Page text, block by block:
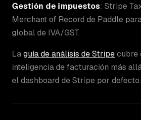
Gestión de impuestos: Stripe
Merchant of Record de Paddle
global de IVA/GST.
Laguía de análisis de Stripecubre
inteligencia de facturación más
el dashboard de Stripe por defecto.